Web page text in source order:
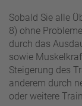
Sobald Sie alle
8) ohne
durch das
sowie
Steigerung des
anderem durch
oder weitere